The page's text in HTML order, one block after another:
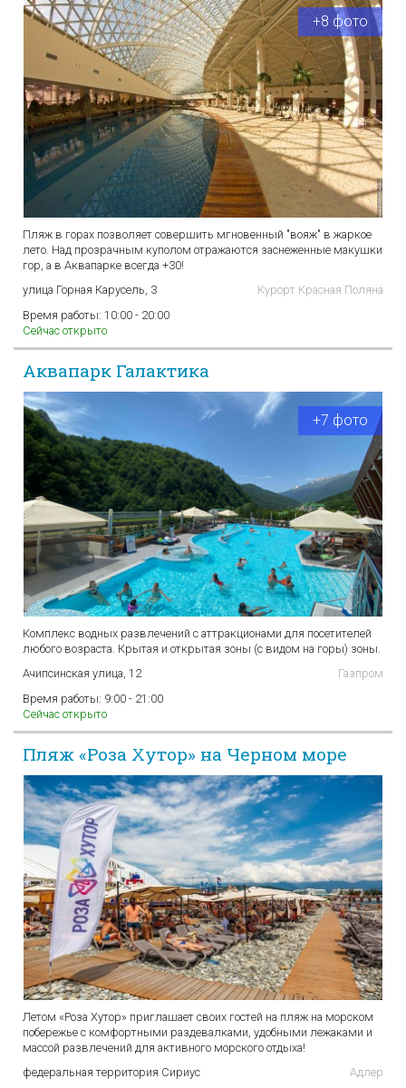
+8 фото
Пляж в горах позволяет совершить мгновенный "вояж" в жаркое
лето. Над прозрачным куполом отражаются заснеженные макушки
гор, а в Аквапарке всегда +30!
улица Горная Карусель, 3
Курорт Красная Поляна
Время работы: 10:00 - 20:00
Сейчас открыто
Аквапарк Галактика
+7 фото
Комплекс водных развлечений с аттракционами для посетителей
любого возраста. Крытая и открытая зоны (с видом на горы) зоны.
Ачипсинская улица, 12
Газпром
Время работы: 9:00 - 21:00
Сейчас открыто
Пляж «Роза Хутор» на Черном море
Летом «Роза Хутор» приглашает своих гостей на пляж на морском
побережье с комфортными раздевалками, удобными лежаками и
массой развлечений для активного морского отдыха!
федеральная территория Сириус
Адлер